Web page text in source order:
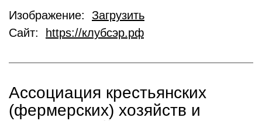
Изображение: Загрузить
Сайт:
https://клубсэр.рф
Ассоциация крестьянских
(фермерских) хозяйств и